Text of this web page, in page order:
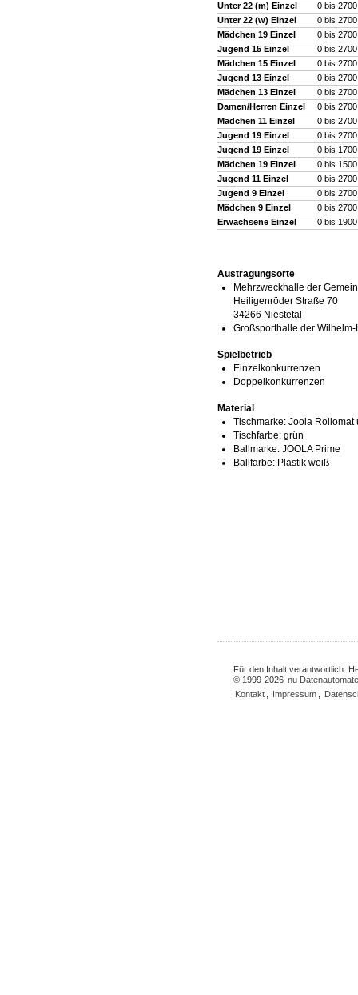
Unter 22 (m) Einzel
0 bis
Unter 22 (w) Einzel
0 bis
Mädchen 19 Einzel
0 bis
Jugend 15 Einzel
0 bis
Mädchen 15 Einzel
0 bis
Jugend 13 Einzel
0 bis
Mädchen 13 Einzel
0 bis
Damen/Herren Einzel
0 bis
Mädchen 11 Einzel
0 bis
Jugend 19 Einzel
0 bis
Jugend 19 Einzel
0 bis
Mädchen 19 Einzel
0 bis
Jugend 11 Einzel
0 bis
Jugend 9 Einzel
0 bis
Mädchen 9 Einzel
0 bis
Erwachsene Einzel
0 bis
Austragungsorte
Mehrzweckhalle der
Heiligenröder Straße 70
34266 Niestetal
Großsporthalle der
Spielbetrieb
Einzelkonkurrenzen
Doppelkonkurrenzen
Material
Tischmarke: Joola Rollomat
Tischfarbe: grün
Ballmarke: JOOLA Prime
Ballfarbe: Plastik weiß
Für den Inhalt verantwortlich:
© 1999-2026 nu
Kontakt
Impressum